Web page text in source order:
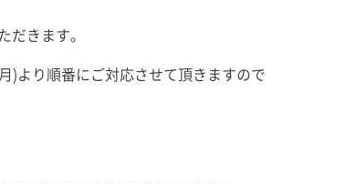
きます。
)より順番にご対応させて頂きますので